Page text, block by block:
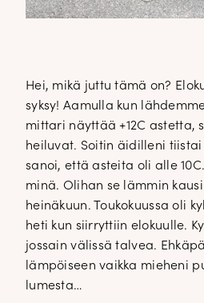
Hei, mikä juttu tämä on?
syksy! Aamulla kun
mittari näyttää +12C astetta,
heiluvat. Soitin äidilleni
sanoi, että asteita oli alle
minä. Olihan se lämmin
heinäkuun. Toukokuussa oli
heti kun siirryttiin elokuulle.
jossain välissä talvea.
lämpöiseen vaikka mieheni
lumesta…